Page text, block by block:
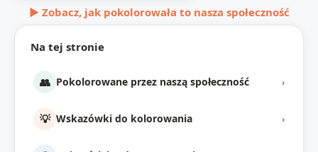
Na tej stronie
👥 Pokolorowane przez naszą społeczność ›
💡 Wskazówki do kolorowania ›
▶ Zobacz, jak pokolorowała to nasza społeczność